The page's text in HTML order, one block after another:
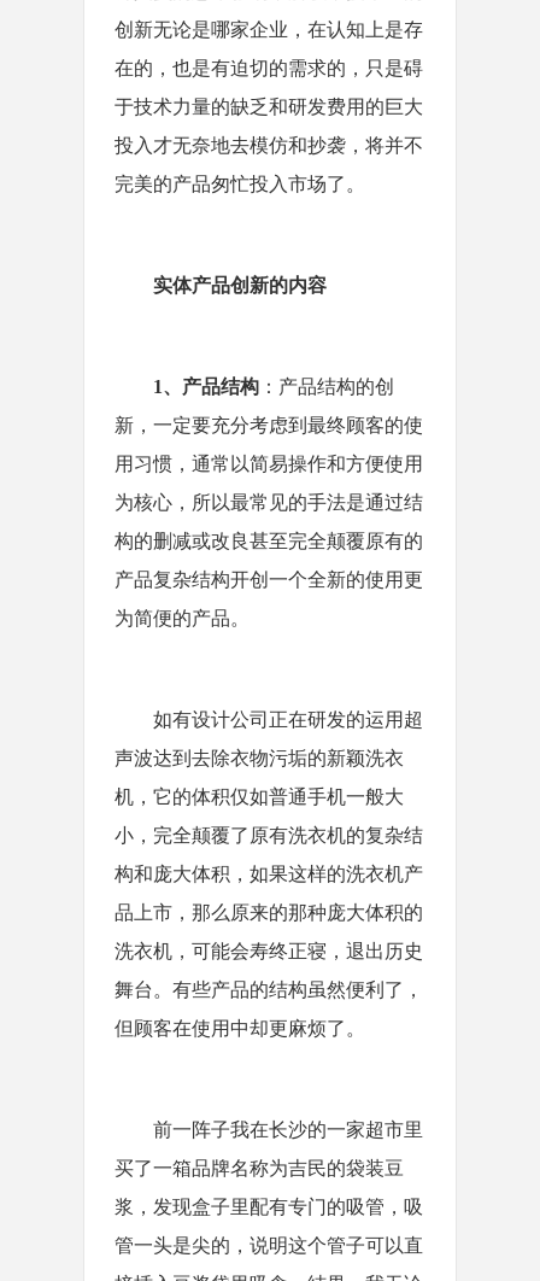
创新无论是哪家企业，在认知上是存
在的，也是有迫切的需求的，只是碍
于技术力量的缺乏和研发费用的巨大
投入才无奈地去模仿和抄袭，将并不
完美的产品匆忙投入市场了。
实体产品创新的内容
1、产品结构：产品结构的创
新，一定要充分考虑到最终顾客的使
用习惯，通常以简易操作和方便使用
为核心，所以最常见的手法是通过结
构的删减或改良甚至完全颠覆原有的
产品复杂结构开创一个全新的使用更
为简便的产品。
如有设计公司正在研发的运用超
声波达到去除衣物污垢的新颖洗衣
机，它的体积仅如普通手机一般大
小，完全颠覆了原有洗衣机的复杂结
构和庞大体积，如果这样的洗衣机产
品上市，那么原来的那种庞大体积的
洗衣机，可能会寿终正寝，退出历史
舞台。有些产品的结构虽然便利了，
但顾客在使用中却更麻烦了。
前一阵子我在长沙的一家超市里
买了一箱品牌名称为吉民的袋装豆
浆，发现盒子里配有专门的吸管，吸
管一头是尖的，说明这个管子可以直